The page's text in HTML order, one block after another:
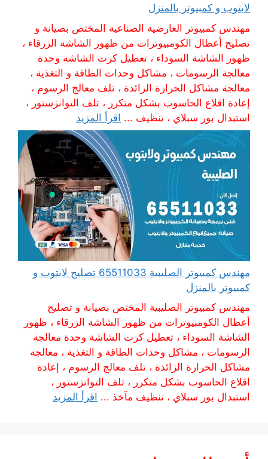
لابتوب و كمبيوتر بالمنزل
مهندس كمبيوتر العارضية الصناعية المختص بصيانة و
تصليح أعطال الكومبيوترات من ظهور الشاشة الزرقاء ،
ظهور الشاشة السوداء ، تعطيل كرت الشاشة وحدة
معالجة الرسومات ، مشاكل وحدات الطاقة و التغذية ،
معالجة مشاكل الحرارة الزائدة ، تلف معالج الرسوم ،
إعادة اقلاع الحاسوب بشكل متكرر ، تلف التوانزستور ،
استبدال بور سبلاي ، تنظيف ... اقرأ المزيد
مهندس كمبيوتر الصليبية 65511033 تصليح لابتوب و
كمبيوتر بالمنزل
مهندس كمبيوتر الصليبية المختص بصيانة و تصليح
أعطال الكومبيوترات من ظهور الشاشة الزرقاء ، ظهور
الشاشة السوداء ، تعطيل كرت الشاشة وحدة معالجة
الرسومات ، مشاكل وحدات الطاقة و التغذية ، معالجة
مشاكل الحرارة الزائدة ، تلف معالج الرسوم ، إعادة
اقلاع الحاسوب بشكل متكرر ، تلف التوانزستور ،
استبدال بور سبلاي ، تنظيف مآخذ ... اقرأ المزيد